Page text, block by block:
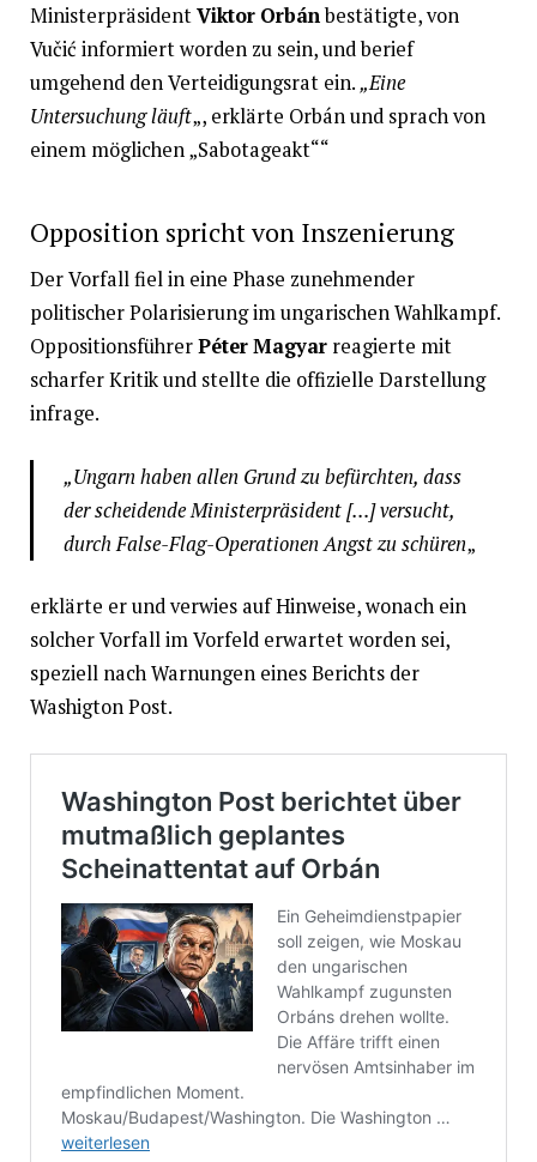
MinisterpräsidentViktor Orbánbestätigte, von
Vučić informiert worden zu sein, und berief
umgehend den Verteidigungsrat ein.„Eine
Untersuchung läuft„, erklärte Orbán und sprach von
einem möglichen „Sabotageakt““
Opposition spricht von Inszenierung
Der Vorfall fiel in eine Phase zunehmender
politischer Polarisierung im ungarischen Wahlkampf.
OppositionsführerPéter Magyar reagierte mit
scharfer Kritik und stellte die offizielle Darstellung
infrage.
„Ungarn haben allen Grund zu befürchten, dass
der scheidende Ministerpräsident […] versucht,
durch False-Flag-Operationen Angst zu schüren„
erklärte er und verwies auf Hinweise, wonach ein
solcher Vorfall im Vorfeld erwartet worden sei,
speziell nach Warnungen eines Berichts der
Washigton Post.